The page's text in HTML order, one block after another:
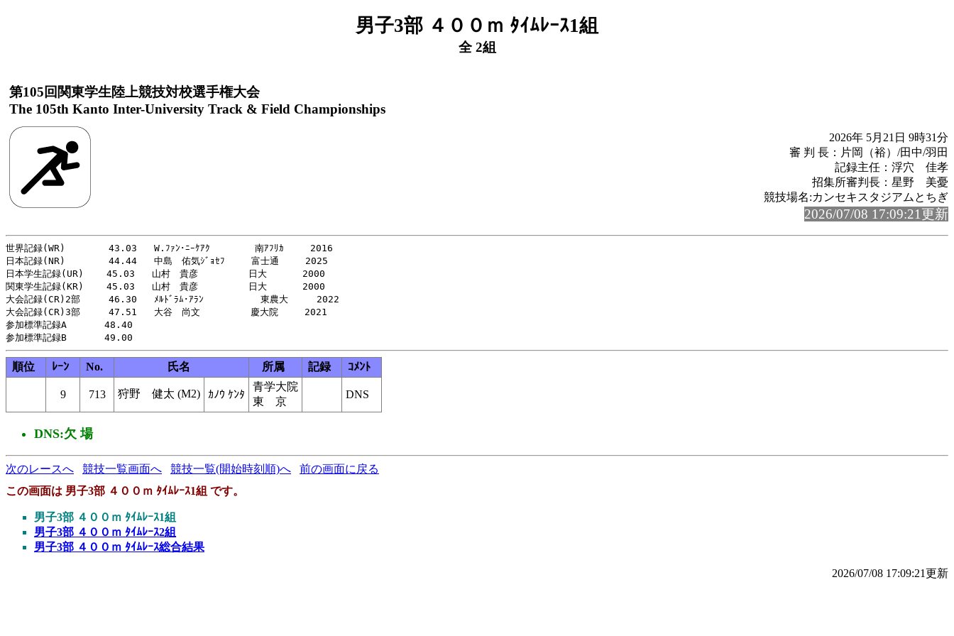
男子3部 ４００ｍ ﾀｲﾑﾚｰｽ1組
全 2組
第105回関東学生陸上競技対校選手権大会
The 105th Kanto Inter-University Track & Field Championships
2026年 5月21日 9時31分
審 判 長：片岡（裕）/田中/羽田
記録主任：浮穴 佳孝
招集所審判長：星野 美憂
競技場名:カンセキスタジアムとちぎ
2026/07/08 17:09:21更新
世界記録(WR)     　 43.03   W.ﾌｧﾝ･ﾆｰｹｱｸ  　　　 南ｱﾌﾘｶ   　2016
日本記録(NR)     　 44.44   中島　佑気ｼﾞｮｾﾌ   　富士通　   2025
日本学生記録(UR)    45.03   山村　貴彦  　　　  日大  　　 2000
関東学生記録(KR)    45.03   山村　貴彦   　　　 日大   　　2000
大会記録(CR)2部     46.30   ﾒﾙﾄﾞﾗﾑ･ｱﾗﾝ          東農大     2022
大会記録(CR)3部     47.51   大谷　尚文   　　　 慶大院   　2021
参加標準記録A     　48.40
順位 ﾚｰﾝ No. 氏名 所属 記録 ｺﾒﾝﾄ
9 713 狩野 健太 (M2) ｶﾉｳ ｹﾝﾀ
青学大院
東 京
DNS
DNS:欠 場
次のレースへ 競技一覧画面へ 競技一覧(開始時刻順)へ
前の画面に戻る
この画面は 男子3部 ４００ｍ ﾀｲﾑﾚｰｽ1組 です。
男子3部 ４００ｍ ﾀｲﾑﾚｰｽ1組
男子3部 ４００ｍ ﾀｲﾑﾚｰｽ2組
男子3部 ４００ｍ ﾀｲﾑﾚｰｽ総合結果
2026/07/08 17:09:21更新